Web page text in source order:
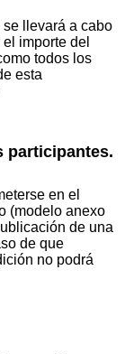
llevará a cabo
importe del
todos los
esta
en el
(modelo anexo
de una
de que
no podrá